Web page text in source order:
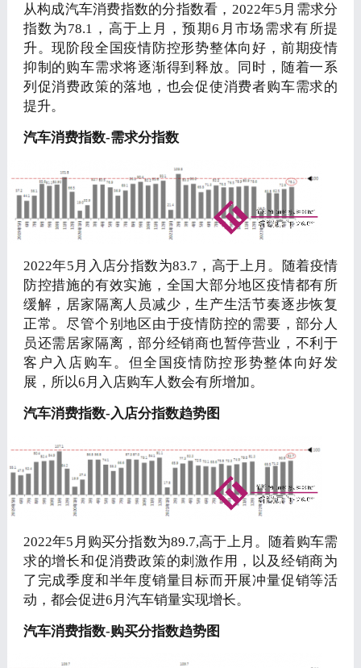
从构成汽车消费指数的分指数看，2022年5月需求分
指数为78.1，高于上月，预期6月市场需求有所提
升。现阶段全国疫情防控形势整体向好，前期疫情
抑制的购车需求将逐渐得到释放。同时，随着一系
列促消费政策的落地，也会促使消费者购车需求的
提升。
汽车消费指数-需求分指数
2022年5月入店分指数为83.7，高于上月。随着疫情
防控措施的有效实施，全国大部分地区疫情都有所
缓解，居家隔离人员减少，生产生活节奏逐步恢复
正常。尽管个别地区由于疫情防控的需要，部分人
员还需居家隔离，部分经销商也暂停营业，不利于
客户入店购车。但全国疫情防控形势整体向好发
展，所以6月入店购车人数会有所增加。
汽车消费指数-入店分指数趋势图
2022年5月购买分指数为89.7,高于上月。随着购车需
求的增长和促消费政策的刺激作用，以及经销商为
了完成季度和半年度销量目标而开展冲量促销等活
动，都会促进6月汽车销量实现增长。
汽车消费指数-购买分指数趋势图